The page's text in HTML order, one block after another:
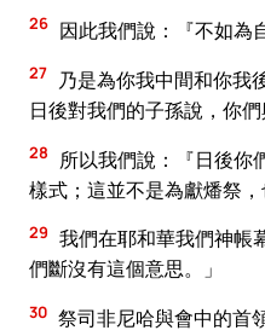
26 因此我們說：『不如為
27
乃是為你我中間和你我
日後對我們的子孫說，你們
28
所以我們說：『日後你
樣式；這並不是為獻燔祭
29 我們在耶和華我們神帳
們斷沒有這個意思。」
30 祭司非尼哈與會中的首